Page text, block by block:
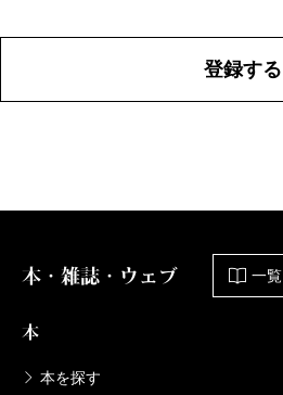
登録する
本・雑誌・ウェブ 一覧
本
本を探す